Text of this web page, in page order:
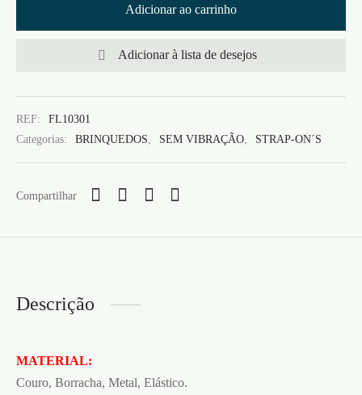
Adicionar ao carrinho
Adicionar à lista de desejos
REF:
FL10301
Categorias:
BRINQUEDOS SEM VIBRAÇÃO STRAP-ON´S
Compartilhar
Descrição
MATERIAL:
Couro, Borracha, Metal, Elástico.